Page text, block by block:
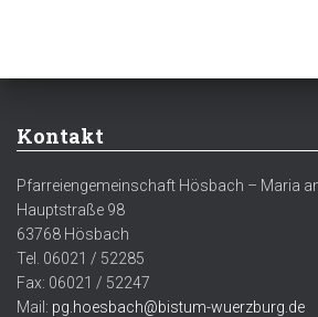
Kontakt
Pfarreiengemeinschaft Hösbach – Maria
Hauptstraße 98
63768 Hösbach
Tel. 06021 / 52285
Fax: 06021 / 52247
Mail: pg.hoesbach@bistum-wuerzburg.de